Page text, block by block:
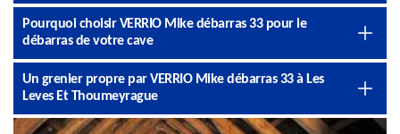
Pourquoi choisir VERRIO Mike débarras 33 pour le
débarras de votre cave
Un grenier propre par VERRIO Mike débarras 33 à Les
Leves Et Thoumeyrague